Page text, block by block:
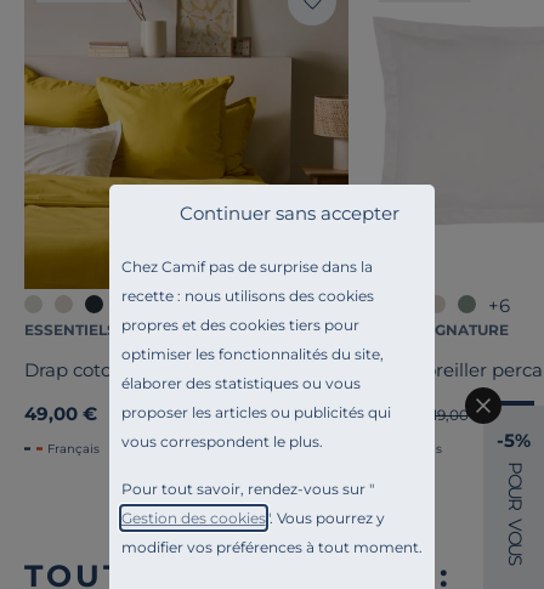
Chez Camif pas de surprise dans la
recette : nous utilisons des cookies
propres et des cookies tiers pour
optimiser les fonctionnalités du site,
élaborer des statistiques ou vous
proposer les articles ou publicités qui
vous correspondent le plus.
Pour tout savoir, rendez-vous sur "
Gestion des cookies". Vous pourrez y
modifier vos préférences à tout moment.
Continuer sans accepter
+4
ESSENTIELS PAR CAMIF
Drap coton bio Fil & Sens
49,00 €
Français
+6
CAMIF SIGNATURE
Taie d'oreiller
15,20 €
Ancien prix
19,00 € -20%
Français
TOUTE NOTRE OFFRE :
-5%
P
O
U
R
V
O
U
S